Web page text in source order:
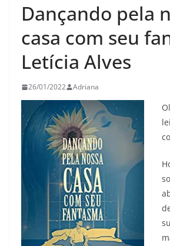
Dançando pela
casa com seu
Letícia Alves
26/01/2022 Adriana